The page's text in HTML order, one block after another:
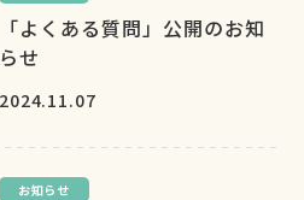
「よくある質問」公開のお知
らせ
2024.11.07
お知らせ